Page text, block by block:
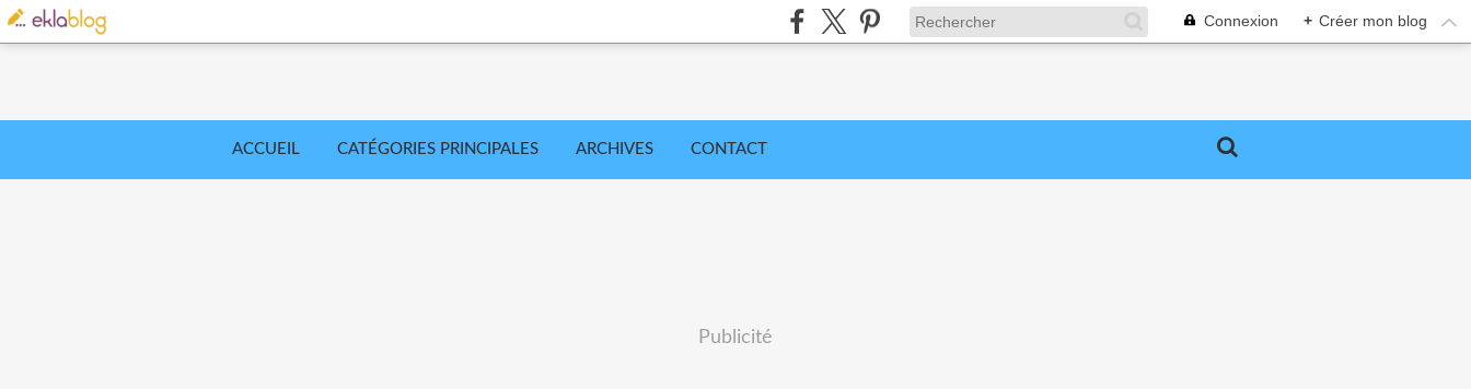
Connexion + Créer mon blog
ACCUEIL CATÉGORIES PRINCIPALES ARCHIVES CONTACT
Publicité